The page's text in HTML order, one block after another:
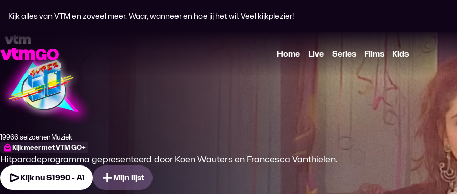
Kijk alles van VTM en zoveel meer. Waar, wanneer en hoe jij het wil. Veel kijkplezier!
Home Live Series Films Kids
SUPER 50
Productiejaar
19966 seizoenen
Genre
Muziek
Kijk meer met VTM GO+
Hitparadeprogramma gepresenteerd door Koen Wauters en Francesca Vanthielen.
Kijk nu S1990 - A1 Mijn lijst